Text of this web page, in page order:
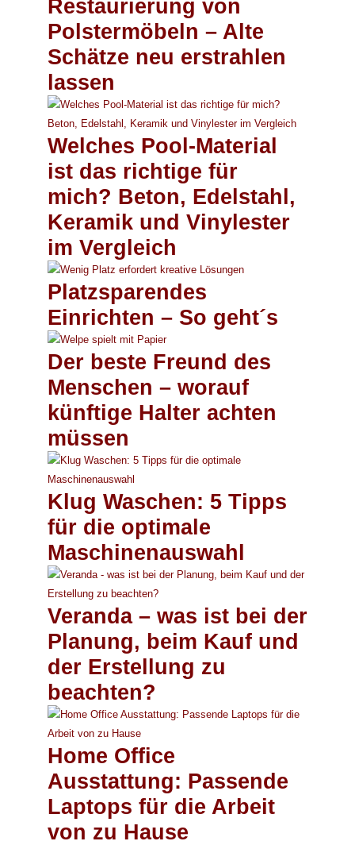
Restaurierung von
Polstermöbeln – Alte
Schätze neu erstrahlen
lassen
Welches Pool-Material
ist das richtige für
mich? Beton, Edelstahl,
Keramik und Vinylester
im Vergleich
Platzsparendes
Einrichten – So geht´s
Der beste Freund des
Menschen – worauf
künftige Halter achten
müssen
Klug Waschen: 5 Tipps
für die optimale
Maschinenauswahl
Veranda – was ist bei der
Planung, beim Kauf und
der Erstellung zu
beachten?
Home Office
Ausstattung: Passende
Laptops für die Arbeit
von zu Hause